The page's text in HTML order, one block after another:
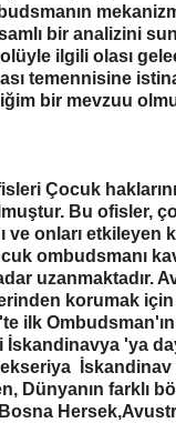
bir analizini
ilgili olası
temennisine
bir mevzuu
Çocuk
Bu ofisler,
ve onları etkileyen
ombudsmanı
uzanmaktadır.
korumak
ilk
İskandinavya 'ya
Dünyanın farklı